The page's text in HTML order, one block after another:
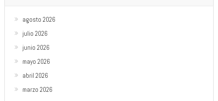
agosto 2026
julio 2026
junio 2026
mayo 2026
abril 2026
marzo 2026